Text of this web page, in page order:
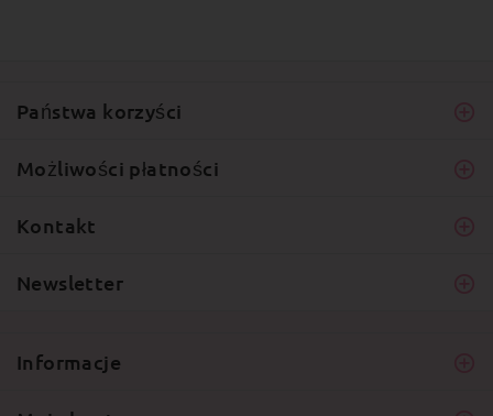
Państwa korzyści
Możliwości płatności
Kontakt
Newsletter
Informacje